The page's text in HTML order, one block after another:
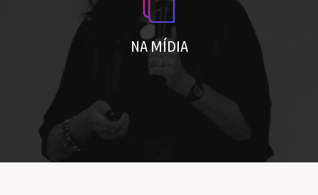
NA MÍDIA
Leia as entrevistas, reportagens e
publicações de Lala